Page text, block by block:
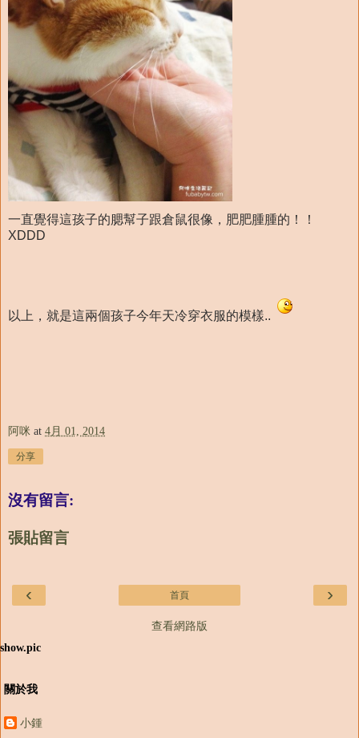
一直覺得這孩子的腮幫子跟倉鼠很像，肥肥腫腫的！！
XDDD
以上，就是這兩個孩子今年天冷穿衣服的模樣..
阿咪 at 4月 01, 2014
分享
沒有留言:
張貼留言
‹ ›
首頁
查看網路版
show.pic
關於我
小鍾